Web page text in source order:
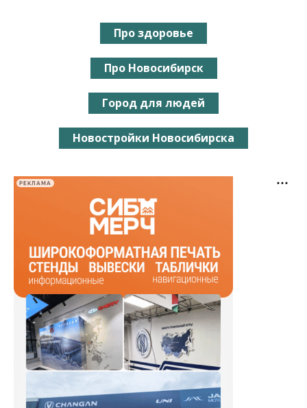
Про здоровье
Про Новосибирск
Город для людей
Новостройки Новосибирска
РЕКЛАМА